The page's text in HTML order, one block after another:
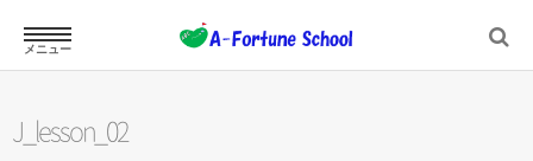
メニュー
ホーム
J_lesson_02